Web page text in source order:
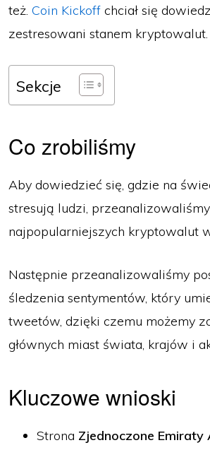
też. Coin Kickoff chciał się
zestresowani stanem kryptowalut.
Sekcje
Co zrobiliśmy
Aby dowiedzieć się, gdzie na
stresują ludzi,
najpopularniejszych kryptowalut
Następnie przeanalizowaliśmy
śledzenia sentymentów, który
tweetów, dzięki czemu możemy
głównych miast świata, krajów i
Kluczowe wnioski
Strona Zjednoczone Emiraty